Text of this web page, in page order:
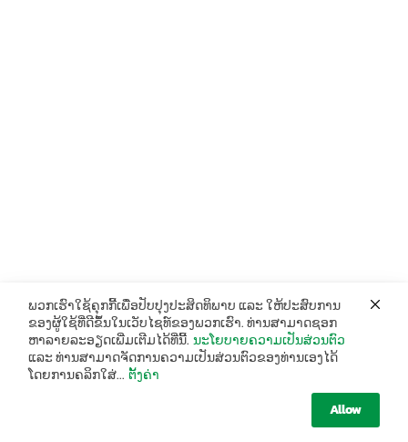
ພວກເຮົາໃຊ້ຄຸກກີ້ເພື່ອປັບປຸງປະສິດທິພາບ ແລະ ໃຫ້ປະສົບການ
ຂອງຜູ້ໃຊ້ທີ່ດີຂຶ້ນໃນເວັບໄຊທ໌ຂອງພວກເຮົາ. ທ່ານສາມາດຊອກ
ຫາລາຍລະອຽດເພີ່ມເຕີມໄດ້ທີ່ນີ້. ນະໂຍບາຍຄວາມເປັນສ່ວນຕົວ
ແລະ ທ່ານສາມາດຈັດການຄວາມເປັນສ່ວນຕົວຂອງທ່ານເອງໄດ້
ໂດຍການຄລິກໃສ່... ຕັ້ງຄ່າ
Allow